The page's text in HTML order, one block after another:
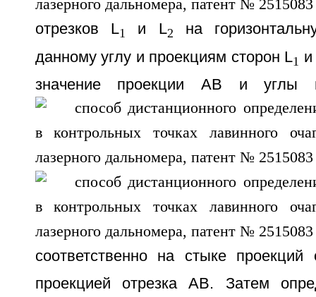
отрезков L1 и L2
на
данному углу и проекциям сторон L1 и
значение проекции АВ и углы
соответственно на стыке проекций
проекцией отрезка АВ. Затем